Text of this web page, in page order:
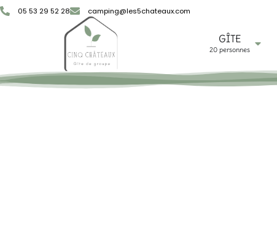
05 53 29 52 28 camping@les5chateaux.com
GÎTE
20 personnes